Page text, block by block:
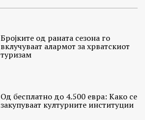
Бројките од раната сезона го
вклучуваат алармот за хрватскиот
туризам
Од бесплатно до 4.500 евра: Како се
закупуваат културните институции